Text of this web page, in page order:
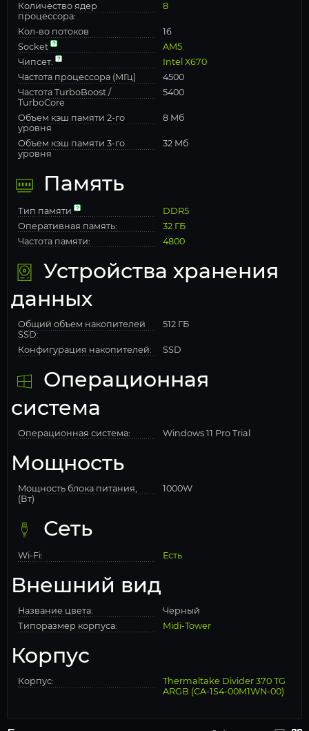
Количество ядер
процессора:
8
Кол-во потоков
16
Socket
AM5
Чипсет:
Intel X670
Частота процессора (МГц)
4500
Частота TurboBoost /
TurboCore
5400
Объем кэш памяти 2-го
уровня
8 Мб
Объем кэш памяти 3-го
уровня
32 Мб
Память
Тип памяти
DDR5
Оперативная память:
32 ГБ
Частота памяти:
4800
Устройства хранения
данных
Общий объем накопителей
SSD:
512 ГБ
Конфигурация накопителей: SSD
Операционная
система
Операционная система: Windows 11 Pro Trial
Мощность
Мощность блока питания,
(Вт)
1000W
Сеть
Wi-Fi: Есть
Внешний вид
Название цвета:
Черный
Типоразмер корпуса:
Midi-Tower
Корпус
Корпус:
Thermaltake Divider 370 TG
ARGB (CA-1S4-00M1WN-00)